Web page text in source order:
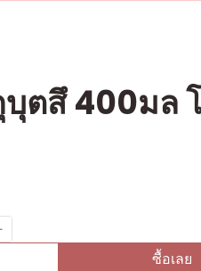
บุตสึ 400มล
ซื้อเลย